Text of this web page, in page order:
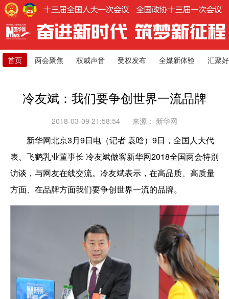
首页 两会聚焦 权威声音 受权发布 全媒新体验 汇聚
冷友斌：我们要争创世界一流品牌
2018-03-09 21:58:54 来源： 新华网
新华网北京3月9日电（记者 袁晗）9日，全国人大代
表、飞鹤乳业董事长 冷友斌做客新华网2018全国两会特别
访谈，与网友在线交流。冷友斌表示，在高品质、高质量
方面、在品牌方面我们要争创世界一流的品牌。